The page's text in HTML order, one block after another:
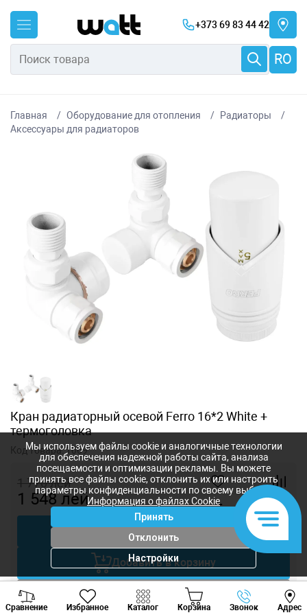
+373 69 83 44 42
RO
Главная Оборудование для отопления
Радиаторы
Аксессуары для радиаторов
Кран радиаторный осевой Ferro 16*2 White +
термоголовка
Код товара:1069
1 770лей
1 548лей - +
Купить в 1 клик
Добавить в корзину
Торговаться
Сравнение Избранное Каталог Корзина Звонок Адрес
Viber Whatsapp
Мы используем файлы cookie и аналогичные технологии
для обеспечения надежной работы сайта, анализа
посещаемости и оптимизации рекламы. Вы можете
принять все файлы cookie, отклонить их или настроить
параметры конфиденциальности по своему выбору.
Информация о файлах Cookie
Принять
Отклонить
Настройки